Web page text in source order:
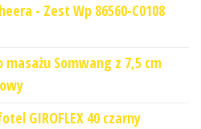
- Zest Wp 86560-C0108
masażu Somwang z 7,5 cm
GIROFLEX 40 czarny